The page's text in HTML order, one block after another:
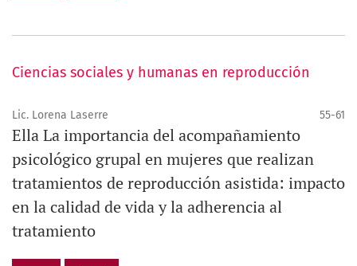
Ciencias sociales y humanas en reproducción
Lic. Lorena Laserre 55-61
Ella La importancia del acompañamiento
psicológico grupal en mujeres que realizan
tratamientos de reproducción asistida: impacto
en la calidad de vida y la adherencia al
tratamiento